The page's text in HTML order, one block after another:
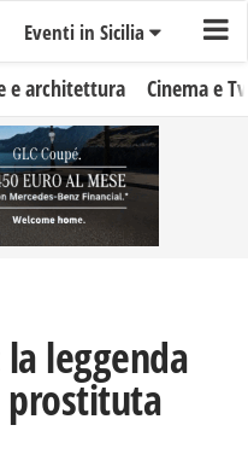
Eventi in Sicilia
e architettura Cinema e Tv
leggenda